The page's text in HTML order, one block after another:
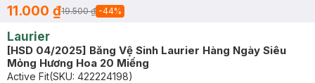
11.000 ₫19.500 ₫ -44%
Laurier
[HSD 04/2025] Băng Vệ Sinh Laurier Hàng Ngày Siêu
Mỏng Hương Hoa 20 Miếng
Active Fit(SKU: 422224198)